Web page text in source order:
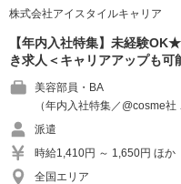
株式会社アイスタイルキャリア
【年内入社特集】未経験
き求人＜キャリアアップも可
美容部員・BA
（年内入社特集／@cosme
派遣
時給1,410円 ～ 1,650円 ほか
全国エリア